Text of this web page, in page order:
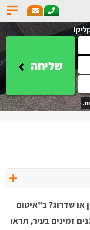
שליחה
.
או שדרוג? ב"איטום
מגגנים זמינים בעיר, תראו